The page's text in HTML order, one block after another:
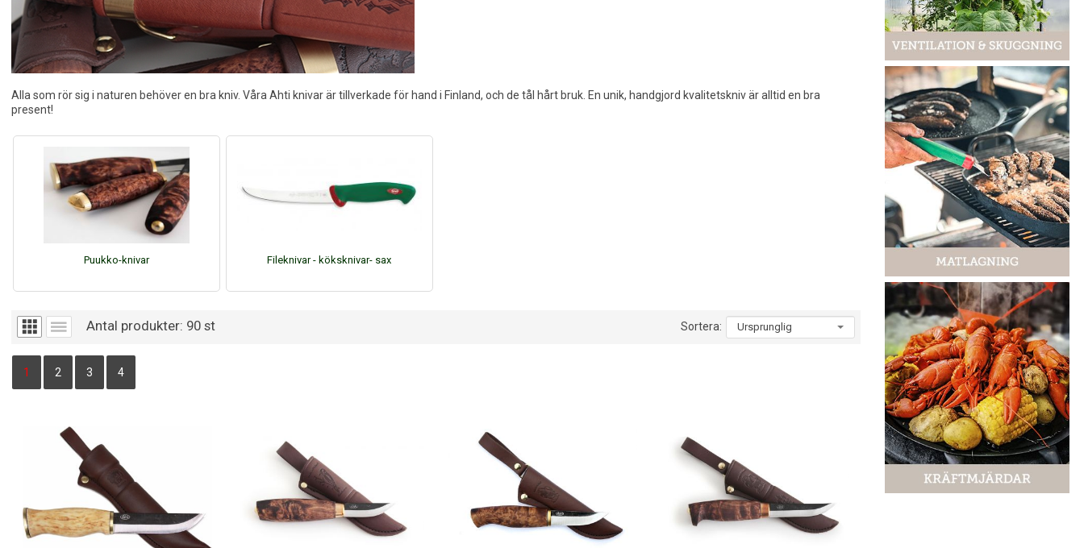
Alla som rör sig i naturen behöver en bra kniv. Våra Ahti knivar är tillverkade för hand i Finland, och de tål hårt bruk. En unik, handgjord kvalitetskniv är alltid en bra
present!
Puukko-knivar Fileknivar - köksknivar- sax
Antal produkter: 90st Sortera:
1 2 3 4